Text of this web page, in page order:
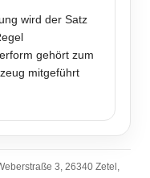
wird der Satz
gehört zum
mitgeführt
3, 26340 Zetel,